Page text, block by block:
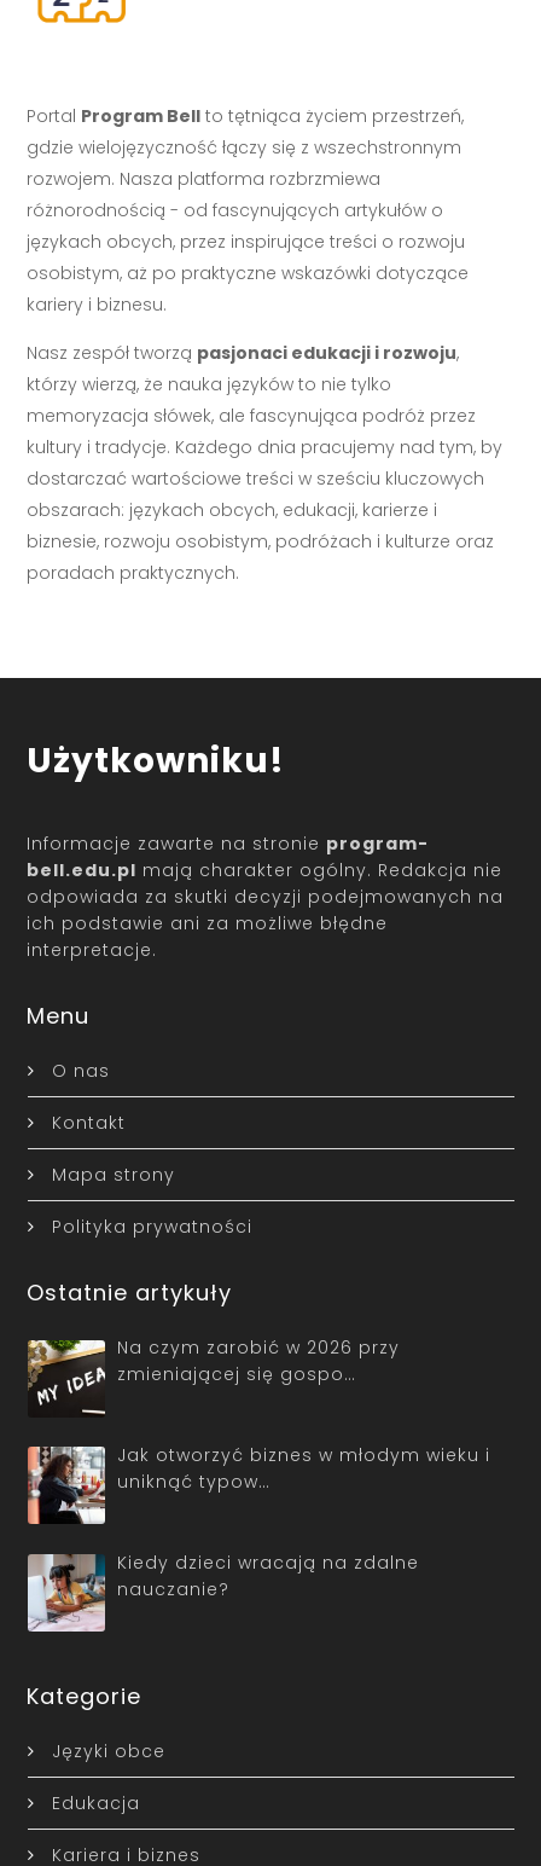
Portal Program Bell to tętniąca życiem przestrzeń,
gdzie wielojęzyczność łączy się z wszechstronnym
rozwojem. Nasza platforma rozbrzmiewa
różnorodnością - od fascynujących artykułów o
językach obcych, przez inspirujące treści o rozwoju
osobistym, aż po praktyczne wskazówki dotyczące
kariery i biznesu.
Nasz zespół tworzą pasjonaci edukacji i rozwoju,
którzy wierzą, że nauka języków to nie tylko
memoryzacja słówek, ale fascynująca podróż przez
kultury i tradycje. Każdego dnia pracujemy nad tym, by
dostarczać wartościowe treści w sześciu kluczowych
obszarach: językach obcych, edukacji, karierze i
biznesie, rozwoju osobistym, podróżach i kulturze oraz
poradach praktycznych.
Użytkowniku!
Informacje zawarte na stronie program-
bell.edu.pl mają charakter ogólny. Redakcja nie
odpowiada za skutki decyzji podejmowanych na
ich podstawie ani za możliwe błędne
interpretacje.
Menu
O nas
Kontakt
Mapa strony
Polityka prywatności
Ostatnie artykuły
Na czym zarobić w 2026 przy
zmieniającej się gospo…
Jak otworzyć biznes w młodym wieku i
uniknąć typow…
Kiedy dzieci wracają na zdalne
nauczanie?
Kategorie
Języki obce
Edukacja
Kariera i biznes